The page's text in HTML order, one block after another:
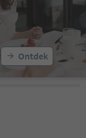
Ontdek